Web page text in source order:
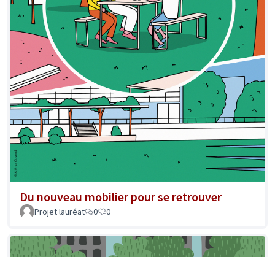
Du nouveau mobilier pour se retrouver
Projet lauréat 0 0